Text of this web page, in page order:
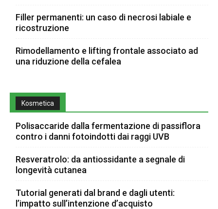
Filler permanenti: un caso di necrosi labiale e
ricostruzione
Rimodellamento e lifting frontale associato ad
una riduzione della cefalea
Kosmetica
Polisaccaride dalla fermentazione di passiflora
contro i danni fotoindotti dai raggi UVB
Resveratrolo: da antiossidante a segnale di
longevità cutanea
Tutorial generati dal brand e dagli utenti:
l’impatto sull’intenzione d’acquisto